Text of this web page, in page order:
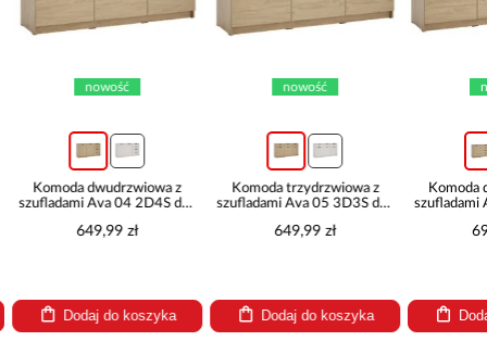
nowość
Komoda dwudrzwiowa z
szufladami Ava 04 2D4S dąb
649,99 zł
Dodaj do koszyka
nowość
Komoda trzydrzwiowa z
szufladami Ava 05 3D3S dąb
649,99 zł
Dodaj do koszyka
Komoda
szufladami